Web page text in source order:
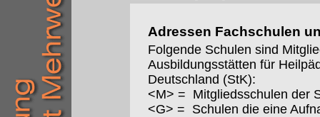
Adressen Fachschulen
Folgende Schulen sind
Ausbildungsstätten für
Deutschland (StK):
<M> = Mitgliedsschulen der
<G> = Schulen die eine